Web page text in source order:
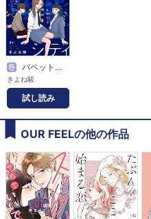
巻 パペット・イン・ザ・シティ【単話】
きよね駿
試し読み
OUR FEELの他の作品